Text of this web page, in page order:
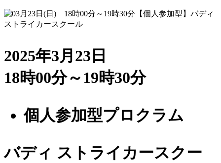
2025年3月23日
18時00分～19時30分
個人参加型プロクラム
バディ ストライカースクー